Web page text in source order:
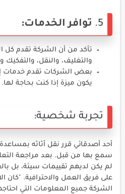
5. توافر الخدمات:
تأكد من أن الشركة تقدم كل
والتغليف، والنقل، والتفكيك
بعض الشركات تقدم خدمات
يكون ميزة إذا كنت بحاجة لها.
تجربة شخصية:
أحد أصدقائي قرر نقل أثاثه
سمع بها من قبل. بعد مراجعة
لم يكن لديهم تقييمات سيئة، بل
على فريق العمل والاحترافية. "كان
الشركة جميع المعلومات التي